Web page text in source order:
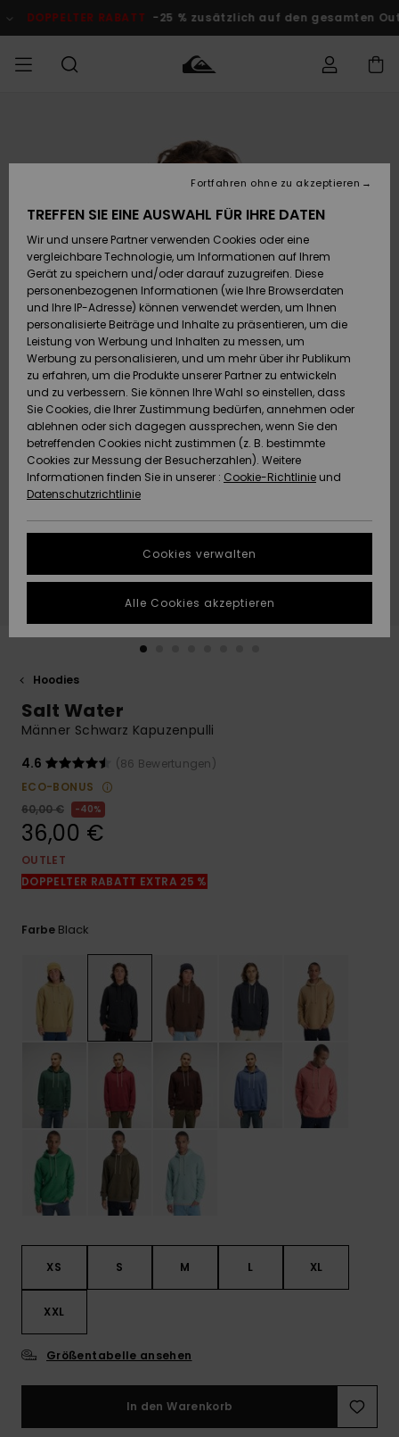
Produktinformation
DOPPELTER RABATT -25 % zusätzlich auf den gesamten
Accessoires
Schuhe&
Flip-Flops
Surf
Snow
Brandneu
Highlights
Accessoires
Schuhe&
Flip-Flops
Surf
Snow
Brandneu
Highlights
FRAUEN
Brandneu
Highlights
Snow
SURF
Männer
Kinder
Highlights
Community
SNOW
Männer
Snow Shop
Kinder
Snow Shop
Damen
Highlights
Community
DOPPELTER
RABATT
Herren
KINDER
Outlet
Frauen
HILFE & KONTAKT
zugreifen
Retouren
Bezahlung
Geschenkkarte
Quiksilver
Freedom
Datenschutz
Starten Sie eine
um die
schnellste
Antwort auf Ihre
Finden Sie
Antworten auf
die häufigsten
Fragen sowie
NACHHALTIGKEIT
SHOPS
QUIKSILVER APP
WUNSCHLISTE
Hoodies
Salt Water
Männer Schwarz Kapuzenpulli
4.6
(86 Bewertungen)
ECO-BONUS
60,00 €
40%
36,00 €
OUTLET
DOPPELTER RABATT EXTRA 25 %
Farbe Black
XS S M L XL
XXL
Größentabelle ansehen
In den Warenkorb
TREFFEN SIE EINE AUSWAHL FÜR IHRE DATEN
Wir und unsere Partner verwenden Cookies oder eine
vergleichbare Technologie, um Informationen auf Ihrem
Gerät zu speichern und/oder darauf zuzugreifen. Diese
personenbezogenen Informationen (wie Ihre Browserdaten
und Ihre IP-Adresse) können verwendet werden, um Ihnen
personalisierte Beiträge und Inhalte zu präsentieren, um die
Leistung von Werbung und Inhalten zu messen, um
Werbung zu personalisieren, und um mehr über ihr Publikum
zu erfahren, um die Produkte unserer Partner zu entwickeln
und zu verbessern. Sie können Ihre Wahl so einstellen, dass
Sie Cookies, die Ihrer Zustimmung bedürfen, annehmen oder
ablehnen oder sich dagegen aussprechen, wenn Sie den
betreffenden Cookies nicht zustimmen (z. B. bestimmte
Cookies zur Messung der Besucherzahlen). Weitere
Informationen finden Sie in unserer : Cookie-Richtlinie und
Datenschutzrichtlinie
Cookies verwalten
Fortfahren ohne zu akzeptieren
Alle Cookies akzeptieren